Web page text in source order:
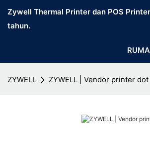
Zywell Thermal Printer dan POS
tahun.
ZYWELL ZYWELL | Vendor printer